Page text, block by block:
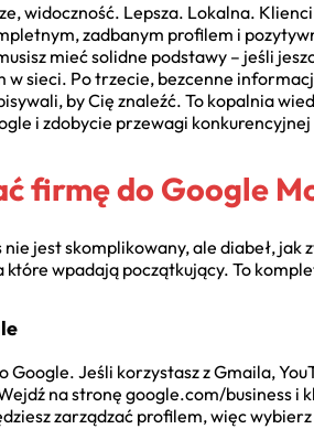
widoczność. Lepsza. Lokalna.
zadbanym profilem i
mieć solidne podstawy – jeśli
w sieci. Po trzecie, bezcenne
by Cię znaleźć. To kopalnia
i zdobycie przewagi
firmę do Google
jest skomplikowany, ale diabeł, jak
które wpadają początkujący. To
Jeśli korzystasz z Gmaila,
na stronę google.com/business i
zarządzać profilem, więc